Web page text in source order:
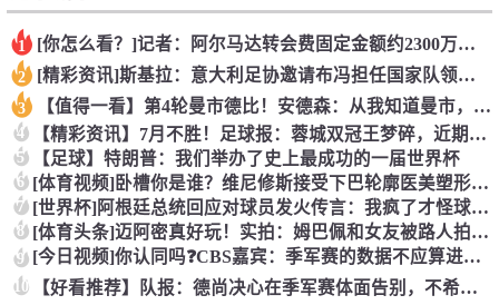
1 [你怎么看？]记者：阿尔马达转会费固定金额约2300万欧，外
2 [精彩资讯]斯基拉：意大利足协邀请布冯担任国家队领队，但遭到
3 【值得一看】第4轮曼市德比！安德森：从我知道曼市，曼城就是这
4 【精彩资讯】7月不胜！足球报：蓉城双冠王梦碎，近期成绩下滑要
5 【足球】特朗普：我们举办了史上最成功的一届世界杯
6 [体育视频]卧槽你是谁？维尼修斯接受下巴轮廓医美塑形，突然变
7 [世界杯]阿根廷总统回应对球员发火传言：我疯了才怪球员？全是
8 [体育头条]迈阿密真好玩！实拍：姆巴佩和女友被路人拍到在夜店
9 [今日视频]你认同吗❓️CBS嘉宾：季军赛的数据不应算进去，
10 【好看推荐】队报：德尚决心在季军赛体面告别，不希望以两连败收